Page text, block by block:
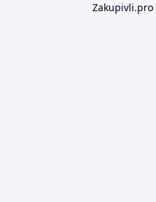
Zakupivli.pro